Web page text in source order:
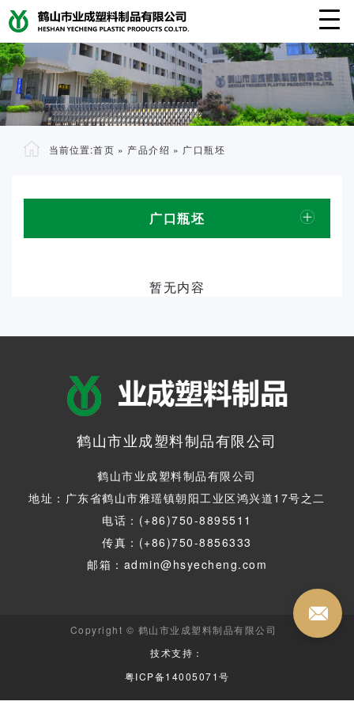
当前位置:首页 » 产品介绍 » 广口瓶坯
广口瓶坯
暂无内容
鹤山市业成塑料制品有限公司
鹤山市业成塑料制品有限公司
地址：广东省鹤山市雅瑶镇朝阳工业区鸿兴道17号之二
电话：(+86)750-8895511
传真：(+86)750-8856333
邮箱：admin@hsyecheng.com
Copyright © 鹤山市业成塑料制品有限公司
技术支持：
粤ICP备14005071号